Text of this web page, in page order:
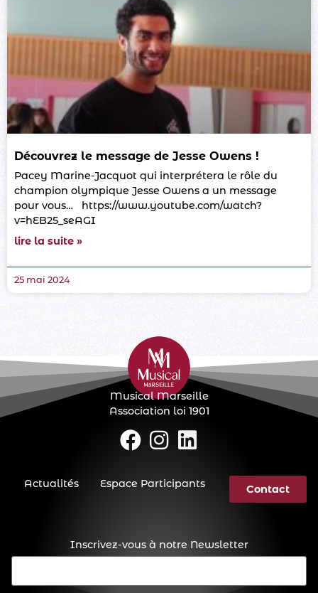
Découvrez le message de Jesse Owens !
Pacey Marine-Jacquot qui interprétera le rôle du
champion olympique Jesse Owens a un message
pour vous… https://www.youtube.com/watch?
v=hEB25_seAGI
lire la suite »
25 mai 2024
Inscrivez-vous à notre Newsletter
E-
Musical Marseille
Association loi 1901
Actualités Espace Participants Contact